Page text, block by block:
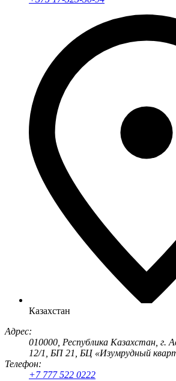
Казахстан
Адрес:
010000, Республика Казахстан, г.
12/1, БП 21, БЦ «Изумрудный
Телефон:
+7 777 522 0222